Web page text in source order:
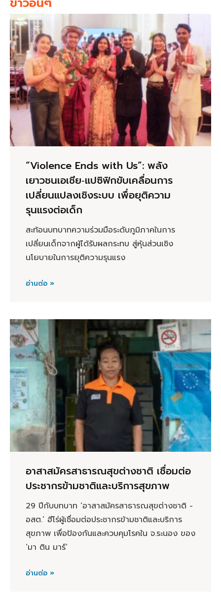
“Violence Ends with Us”: พลัง
เยาวชนเอเชีย‑แปซิฟิกขับเคลื่อนการ
เปลี่ยนแปลงเชิงระบบ เพื่อยุติความ
รุนแรงต่อเด็ก
สะท้อนบทบาทความร่วมมือระดับภูมิภาคในการ
เปลี่ยนเด็กจากผู้ได้รับผลกระทบ สู่หุ้นส่วนเชิง
นโยบายในการยุติความรุนแรง
อ่านต่อ »
อาสาสมัครสาธารณสุขต่างชาติ เชื่อมต่อ
ประชากรข้ามชาติและบริการสุขภาพ
29 ปีกับบทบาท ‘อาสาสมัครสาธารณสุขต่างชาติ -
อสต.’ ฮีโร่ผู้เชื่อมต่อประชากรข้ามชาติและบริการ
สุขภาพ เพื่อป้องกันและควบคุมโรคใน จ.ระนอง ของ
‘มา ติน มาร์’
อ่านต่อ »